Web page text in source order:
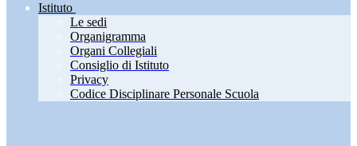
Istituto
Le sedi
Organigramma
Organi Collegiali
Consiglio di Istituto
Privacy
Codice Disciplinare Personale Scuola